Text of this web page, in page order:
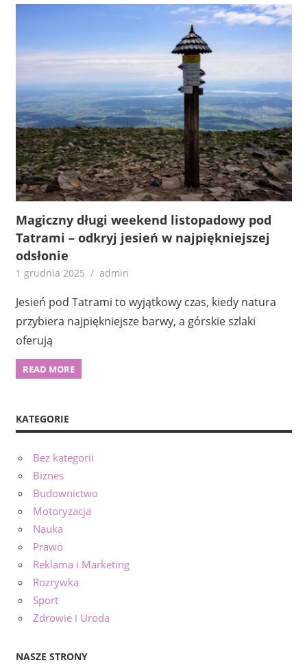
Magiczny długi weekend listopadowy pod
Tatrami – odkryj jesień w najpiękniejszej
odsłonie
1 grudnia 2025 admin
Jesień pod Tatrami to wyjątkowy czas, kiedy natura
przybiera najpiękniejsze barwy, a górskie szlaki
oferują
READ MORE
KATEGORIE
Bez kategorii
Biznes
Budownictwo
Motoryzacja
Nauka
Prawo
Reklama i Marketing
Rozrywka
Sport
Zdrowie i Uroda
NASZE STRONY